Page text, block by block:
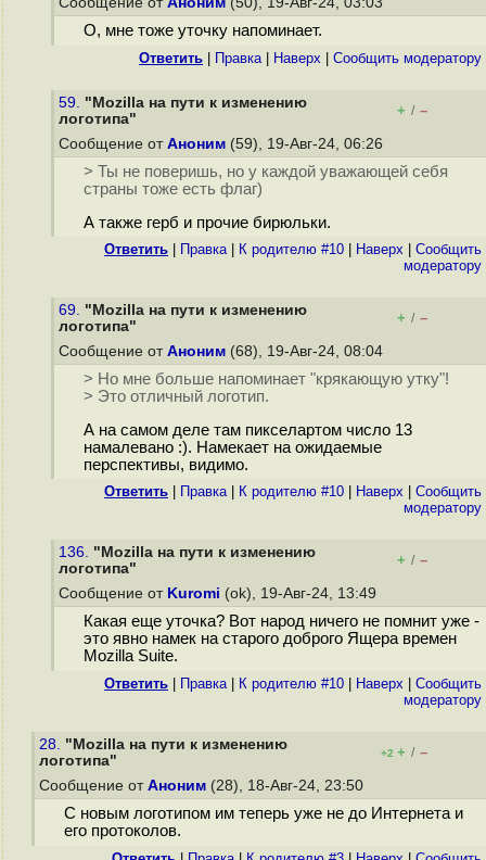
О, мне тоже уточку напоминает.
Ответить Правка| Наверх Cообщить модератору
59. "Mozilla на пути к изменению
логотипа"
+ / –
Сообщение от Аноним (59), 19-Авг-24, 06:26
> Ты не поверишь, но у каждой уважающей себя
страны тоже есть флаг)
А также герб и прочие бирюльки.
Ответить Правка| К родителю #10 Наверх
Cообщить
модератору
69. "Mozilla на пути к изменению
логотипа"
+ / –
Сообщение от Аноним (68), 19-Авг-24, 08:04
> Но мне больше напоминает "крякающую утку"!
> Это отличный логотип.
А на самом деле там пикселартом число 13
намалевано :). Намекает на ожидаемые
перспективы, видимо.
Ответить Правка| К родителю #10 Наверх
Cообщить
модератору
136. "Mozilla на пути к изменению
логотипа"
+ / –
Сообщение от Kuromi (ok), 19-Авг-24, 13:49
Какая еще уточка? Вот народ ничего не помнит уже -
это явно намек на старого доброго Ящера времен
Mozilla Suite.
Ответить Правка| К родителю #10 Наверх
Cообщить
модератору
28. "Mozilla на пути к изменению
логотипа"
+2 + / –
Сообщение от Аноним (28), 18-Авг-24, 23:50
С новым логотипом им теперь уже не до Интернета и
его протоколов.